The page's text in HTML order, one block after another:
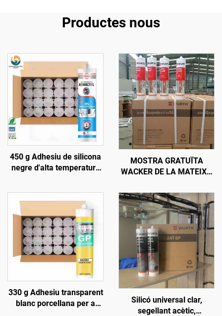
Productes nous
450 g Adhesiu de silicona
negre d'alta temperatura
MOSTRA GRATUÏTA
WACKER DE LA MATEIXA
DE SILICONA
TRANSPARENT BARAT,
PREU BAIX, ADHESIU PER
A CONSTRUCCIÓ
330 g Adhesiu transparent
blanc porcellana per a
Silicó universal clar,
segellant acètic,